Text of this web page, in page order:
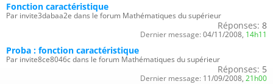
Fonction caractéristique
Par invite3dabaa2e dans le forum Mathématiques du supérieur
Réponses: 8
Dernier message: 04/11/2008, 14h11
Proba : fonction caractéristique
Par invite8ce8046c dans le forum Mathématiques du supérieur
Réponses: 5
Dernier message: 11/09/2008, 21h00